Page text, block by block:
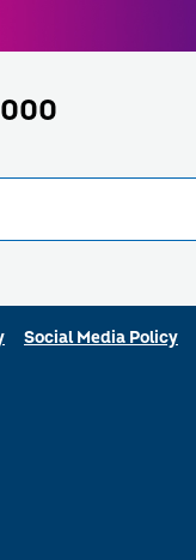
Social Media Policy